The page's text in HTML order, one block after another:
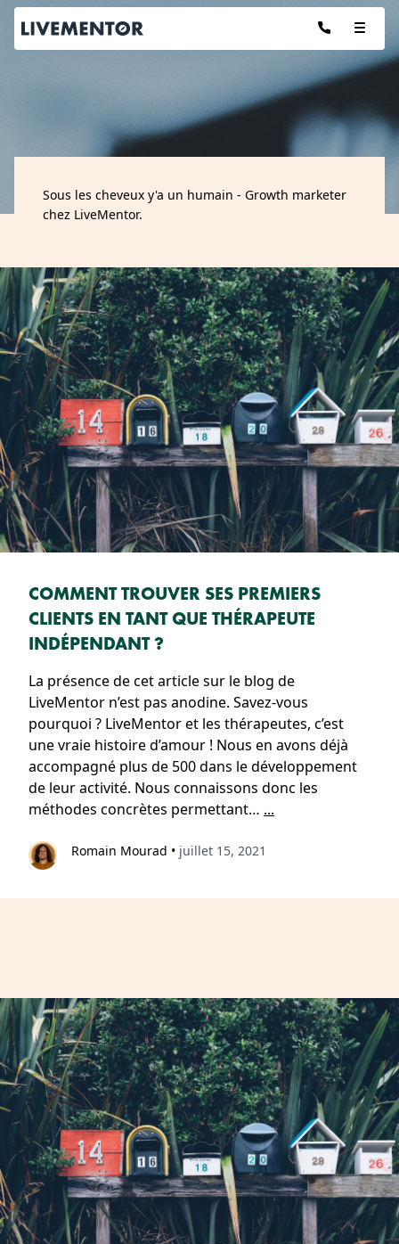
Aller
contenu
ROMAIN MOURAD
Sous les cheveux y'a un humain - Growth marketer
chez LiveMentor.
COMMENT TROUVER SES PREMIERS
CLIENTS EN TANT QUE THÉRAPEUTE
INDÉPENDANT ?
La présence de cet article sur le blog de
LiveMentor n’est pas anodine. Savez-vous
pourquoi ? LiveMentor et les thérapeutes, c’est
une vraie histoire d’amour ! Nous en avons déjà
accompagné plus de 500 dans le développement
de leur activité. Nous connaissons donc les
méthodes concrètes permettant… ...
Romain Mourad • juillet 15, 2021